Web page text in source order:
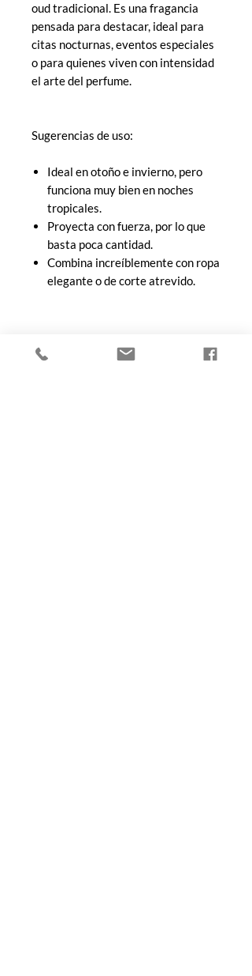
oud tradicional. Es una fragancia
pensada para destacar, ideal para
citas nocturnas, eventos especiales
o para quienes viven con intensidad
el arte del perfume.
Sugerencias de uso:
Ideal en otoño e invierno, pero
funciona muy bien en noches
tropicales.
Proyecta con fuerza, por lo que
basta poca cantidad.
Combina increíblemente con ropa
elegante o de corte atrevido.
Tip de Le Nez de Toto: